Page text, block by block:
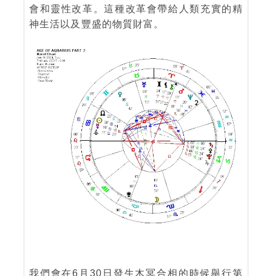
會和靈性改革。這種改革會帶給人類充實的精
神生活以及豐盛的物質財富。
我們會在6月30日發生木冥合相的時候舉行第